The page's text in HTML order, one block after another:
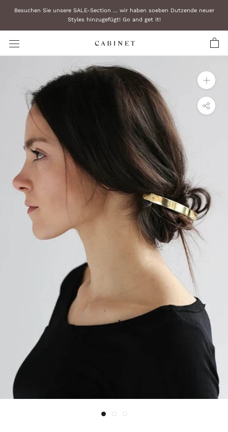
überspringen
Besuchen Sie unsere SALE-Section ... wir haben soeben Dutzende neuer
Styles hinzugefügt! Go and get it!